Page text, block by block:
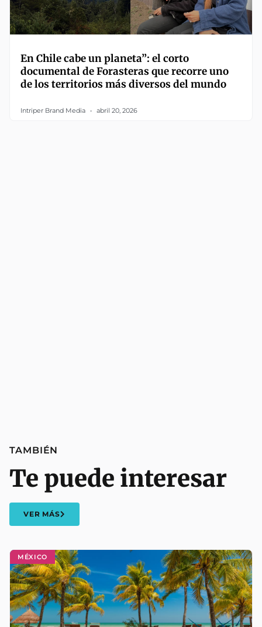
En Chile cabe un planeta”: el corto
documental de Forasteras que recorre uno
de los territorios más diversos del mundo
Intriper Brand Media abril 20, 2026
MÉXICO
TAMBIÉN
Te puede interesar
VER MÁS